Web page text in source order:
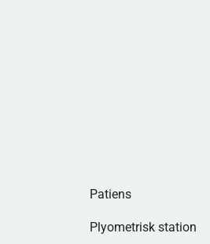
Patiens
Plyometrisk station